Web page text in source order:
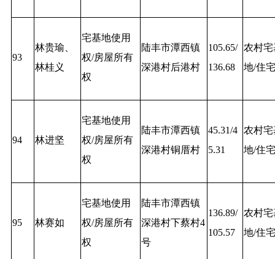
93
林贵瑜、
林桂义
宅基地使用
权/房屋所有
权
陆丰市潭西镇
深港村后港村
105.65/
136.68
农村宅
地/住宅
94 林进坚
宅基地使用
权/房屋所有
权
陆丰市潭西镇
深港村铜厝村
45.31/4
5.31
农村宅
地/住宅
95 林赛如
宅基地使用
权/房屋所有
权
陆丰市潭西镇
深港村下蔡村4
号
136.89/
105.57
农村宅
地/住宅